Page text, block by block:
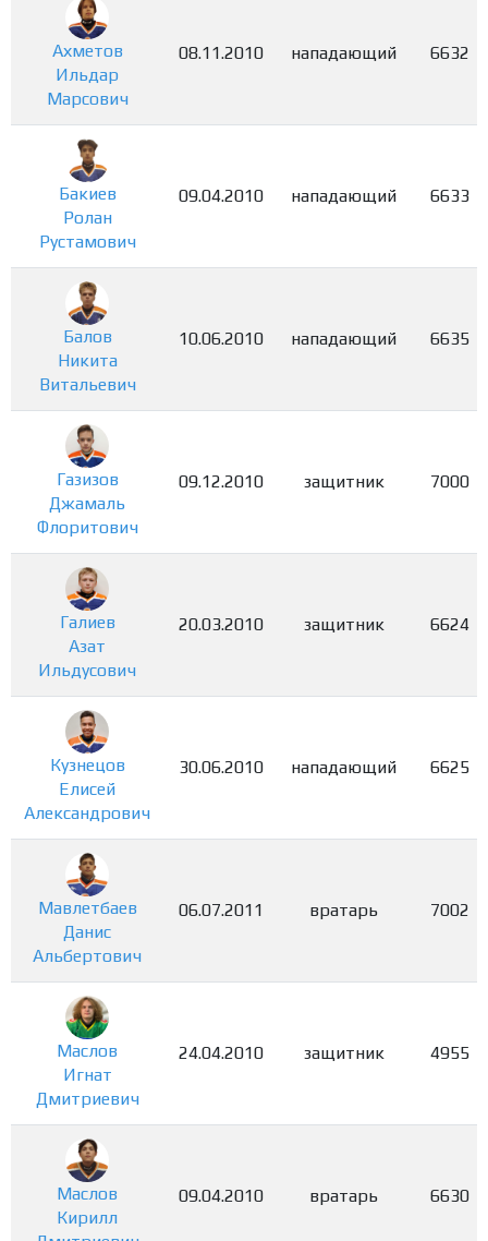
Ахметов
Ильдар
Марсович
08.11.2010 нападающий 6632
Бакиев
Ролан
Рустамович
09.04.2010 нападающий 6633
Балов
Никита
Витальевич
10.06.2010 нападающий 6635
Газизов
Джамаль
Флоритович
09.12.2010 защитник 7000
Галиев
Азат
Ильдусович
20.03.2010 защитник 6624
Кузнецов
Елисей
Александрович
30.06.2010 нападающий 6625
Мавлетбаев
Данис
Альбертович
06.07.2011 вратарь 7002
Маслов
Игнат
Дмитриевич
24.04.2010 защитник 4955
Маслов
Кирилл
09.04.2010 вратарь 6630